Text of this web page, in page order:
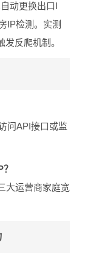
动更换出口I
IP检测。实测
反爬机制。
问API接口或监
大运营商家庭宽